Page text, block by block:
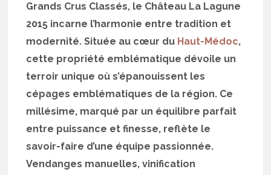
Grands Crus Classés, le Château La Lagune
2015 incarne l’harmonie entre tradition et
modernité. Située au cœur du Haut-Médoc,
cette propriété emblématique dévoile un
terroir unique où s’épanouissent les
cépages emblématiques de la région. Ce
millésime, marqué par un équilibre parfait
entre puissance et finesse, reflète le
savoir-faire d’une équipe passionnée.
Vendanges manuelles, vinification